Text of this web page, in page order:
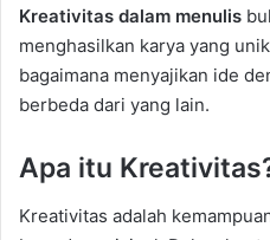
Kreativitas dalam menulis
menghasilkan karya yang
bagaimana menyajikan ide
berbeda dari yang lain.
Apa itu
Kreativitas adalah